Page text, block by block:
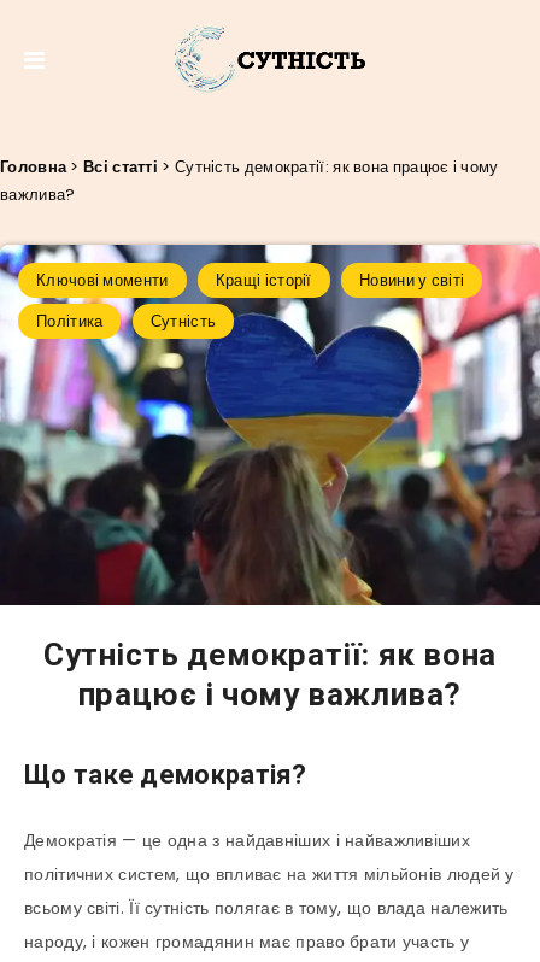
Головна>Всі статті > Сутність демократії: як вона працює і чому
важлива?
Ключові моменти Кращі історії
Новини у світі
Політика
Сутність
Сутність демократії: як вона
працює і чому важлива?
Що таке демократія?
Демократія — це одна з найдавніших і найважливіших
політичних систем, що впливає на життя мільйонів людей у
всьому світі. Її сутність полягає в тому, що влада належить
народу, і кожен громадянин має право брати участь у